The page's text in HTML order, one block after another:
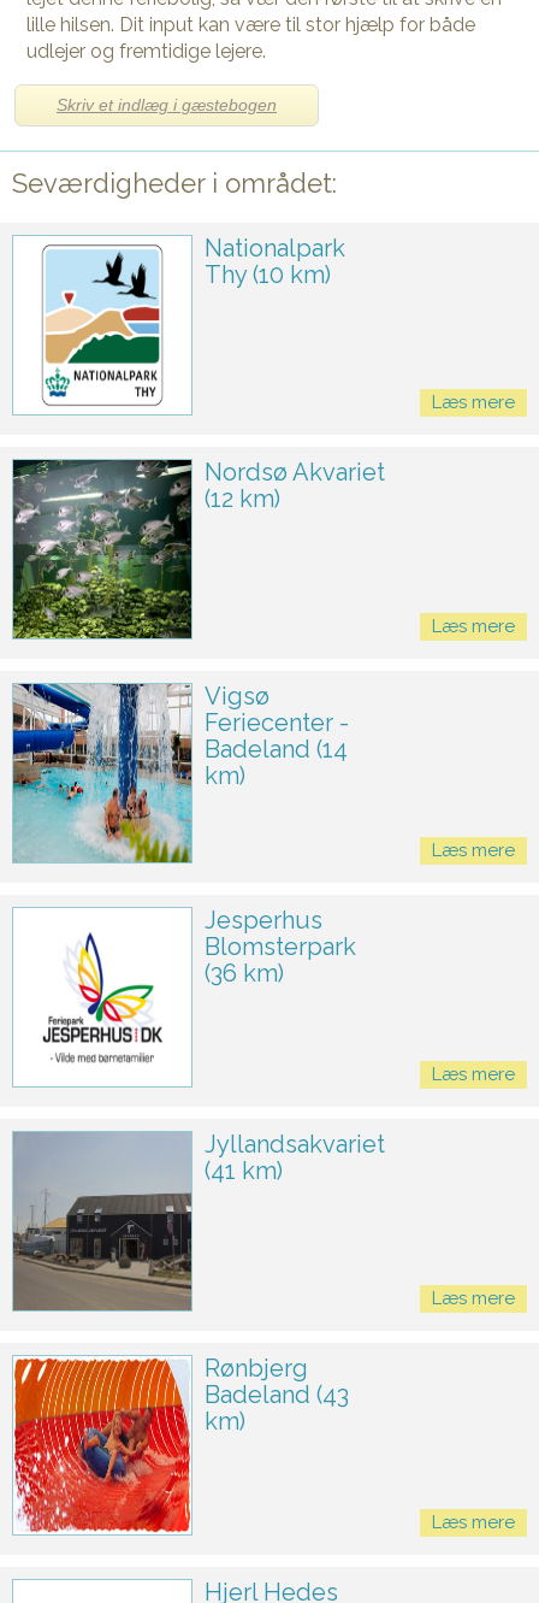
lille hilsen. Dit input kan være til stor hjælp for både
udlejer og fremtidige lejere.
Skriv et indlæg i gæstebogen
Seværdigheder i området:
Nationalpark
Thy (10 km)
Læs mere
Nordsø Akvariet
(12 km)
Læs mere
Vigsø
Feriecenter -
Badeland (14
km)
Læs mere
Jesperhus
Blomsterpark
(36 km)
Læs mere
Jyllandsakvariet
(41 km)
Læs mere
Rønbjerg
Badeland (43
km)
Læs mere
Hjerl Hedes